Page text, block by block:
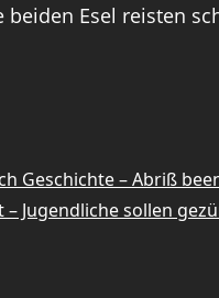
Esel reisten
Geschichte – Abriß
Jugendliche sollen